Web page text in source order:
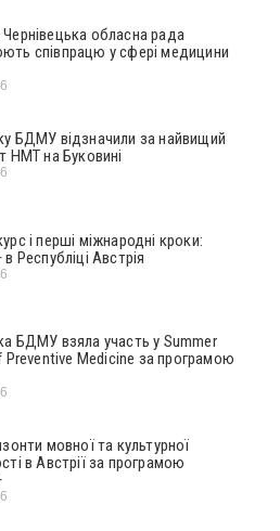
обласна рада
співпрацю у сфері медицини
БДМУ відзначили за найвищий
НМТ на Буковині
і перші міжнародні кроки:
Республіці Австрія
БДМУ взяла участь у Summer
Medicine за програмою
мовної та культурної
в Австрії за програмою